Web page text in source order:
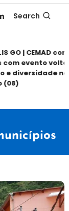
Search
GO | CEMAD
com evento
e diversidade